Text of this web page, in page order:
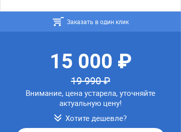
Заказать в один клик
15 000 ₽
19 990 ₽
Внимание, цена устарела, уточняйте
актуальную цену!
Хотите дешевле?